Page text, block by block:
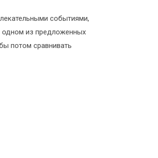
событиями,
одном из предложенных
потом сравнивать